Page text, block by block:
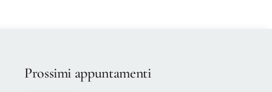
Prossimi appuntamenti